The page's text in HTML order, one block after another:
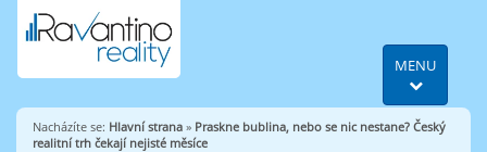
MENU
Nacházíte se: Hlavní strana » Praskne bublina, nebo se nic nestane? Český
realitní trh čekají nejisté měsíce